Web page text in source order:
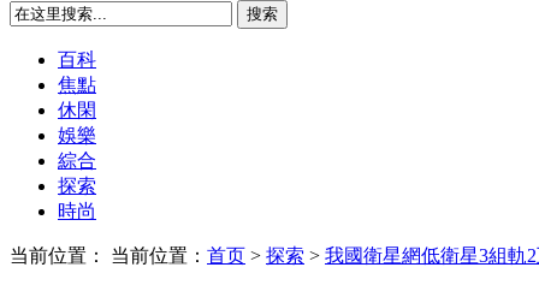
百科
焦點
休閑
娛樂
綜合
探索
時尚
当前位置： 当前位置： 首页 > 探索 > 我國衛星網低衛星3組軌